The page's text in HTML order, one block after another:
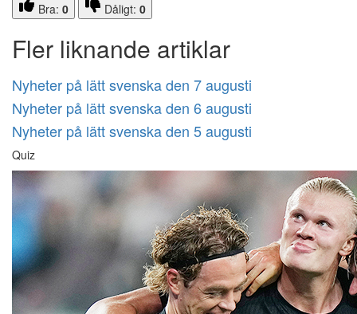
Bra: 0 Dåligt: 0
Fler liknande artiklar
Nyheter på lätt svenska den 7 augusti
Nyheter på lätt svenska den 6 augusti
Nyheter på lätt svenska den 5 augusti
Quiz